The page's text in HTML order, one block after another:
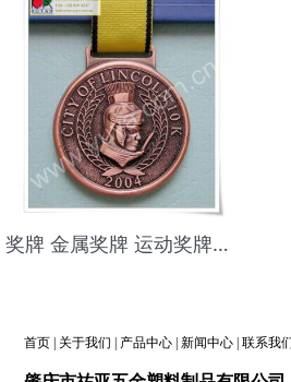
奖牌 金属奖牌 运动奖牌奖章,铜材质奖牌
首页| 关于我们 产品中心| 新闻中心| 联系我